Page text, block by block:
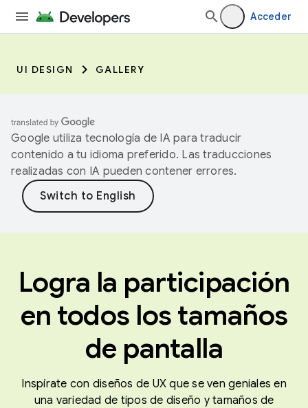
Acceder
UI DESIGN GALLERY
Google utiliza tecnología de IA para traducir
contenido a tu idioma preferido. Las traducciones
realizadas con IA pueden contener errores.
Logra la participación
en todos los tamaños
de pantalla
Inspírate con diseños de UX que se ven geniales en
una variedad de tipos de diseño y tamaños de